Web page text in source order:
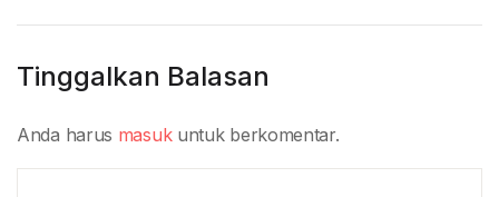
Tinggalkan Balasan
Anda harus masukuntuk berkomentar.